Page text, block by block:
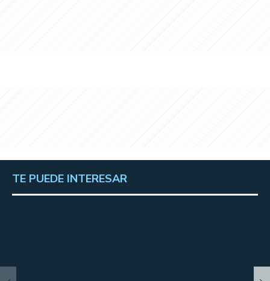
TE PUEDE INTERESAR